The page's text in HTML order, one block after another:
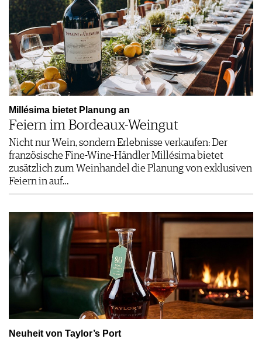
Millésima bietet Planung an
Feiern im Bordeaux-Weingut
Nicht nur Wein, sondern Erlebnisse verkaufen: Der
französische Fine-Wine-Händler Millésima bietet
zusätzlich zum Weinhandel die Planung von exklusiven
Feiern in auf…
Neuheit von Taylor’s Port